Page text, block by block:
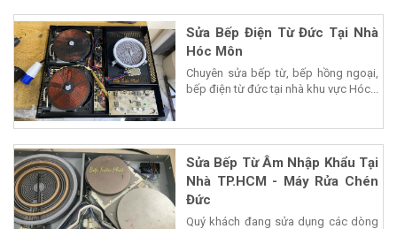
Sửa Bếp Điện Từ Đức Tại Nhà
Hóc Môn
Chuyên sửa bếp từ, bếp hồng ngoại,
bếp điện từ đức tại nhà khu vực Hóc...
Sửa Bếp Từ Âm Nhập Khẩu Tại
Nhà TP.HCM - Máy Rửa Chén
Đức
Quý khách đang sửa dụng các dòng